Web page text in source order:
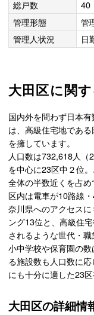
総戸数
40
管理形態
管
管理人状況
日
大田区に関
国内外を問わず日本
は、高級住宅地であ
を擁しています。
人口数は732,618人
を中心に23区中２位
全体の半数近くを占め
区内は電車が10路線
奈川県へのアクセス
ング13位と、高級住
されるような世代・職
小中学校や保育園の
る施設数も人口数に
にも十分に適した23区
大田区の詳細情